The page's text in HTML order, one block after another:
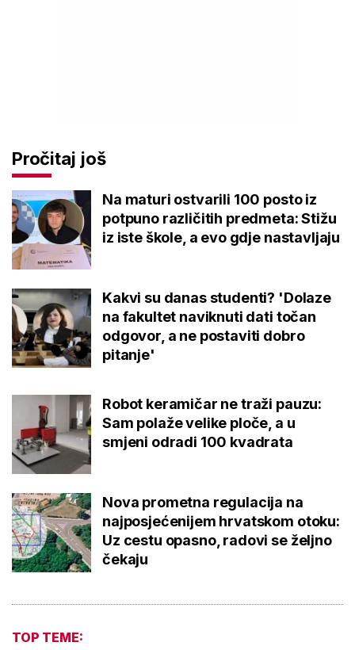
Pročitaj još
Na maturi ostvarili 100 posto iz
potpuno različitih predmeta: Stižu
iz iste škole, a evo gdje nastavljaju
Kakvi su danas studenti? 'Dolaze
na fakultet naviknuti dati točan
odgovor, a ne postaviti dobro
pitanje'
Robot keramičar ne traži pauzu:
Sam polaže velike ploče, a u
smjeni odradi 100 kvadrata
Nova prometna regulacija na
najposjećenijem hrvatskom otoku:
Uz cestu opasno, radovi se željno
čekaju
TOP TEME: